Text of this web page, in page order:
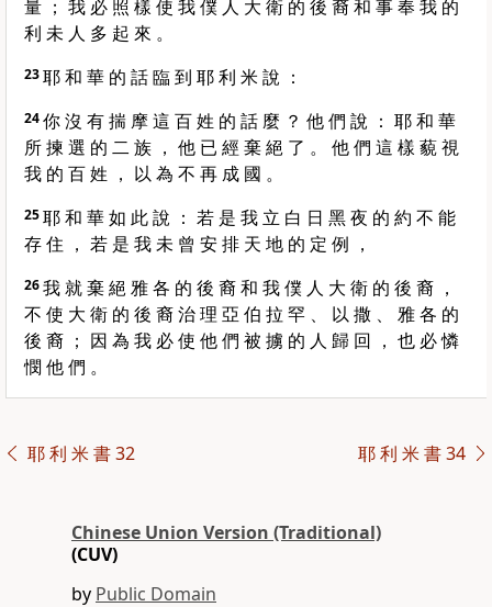
量 ； 我 必 照 樣 使 我 僕 人 大 衛 的 後 裔 和 事 奉 我 的
利 未 人 多 起 來 。
23耶 和 華 的 話 臨 到 耶 利 米 說 ：
24你 沒 有 揣 摩 這 百 姓 的 話 麼 ？ 他 們 說 ： 耶 和 華
所 揀 選 的 二 族 ， 他 已 經 棄 絕 了 。 他 們 這 樣 藐 視
我 的 百 姓 ， 以 為 不 再 成 國 。
25耶 和 華 如 此 說 ： 若 是 我 立 白 日 黑 夜 的 約 不 能
存 住 ， 若 是 我 未 曾 安 排 天 地 的 定 例 ，
26我 就 棄 絕 雅 各 的 後 裔 和 我 僕 人 大 衛 的 後 裔 ，
不 使 大 衛 的 後 裔 治 理 亞 伯 拉 罕 、 以 撒 、 雅 各 的
後 裔 ； 因 為 我 必 使 他 們 被 擄 的 人 歸 回 ， 也 必 憐
憫 他 們 。
耶 利 米 書 32 耶 利 米 書 34
Chinese Union Version (Traditional)
(CUV)
by Public Domain